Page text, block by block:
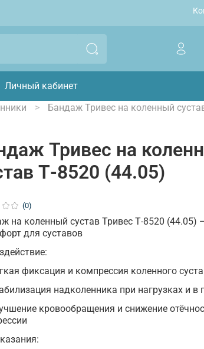
Личный кабинет
Бандаж Тривес на коленный
(0)
Тривес на
Т-8520 (44.05)
на коленный сустав Тривес Т-8520 (44.05)
для суставов
фиксация и компрессия коленного
надколенника при нагрузках и в
кровообращения и снижение